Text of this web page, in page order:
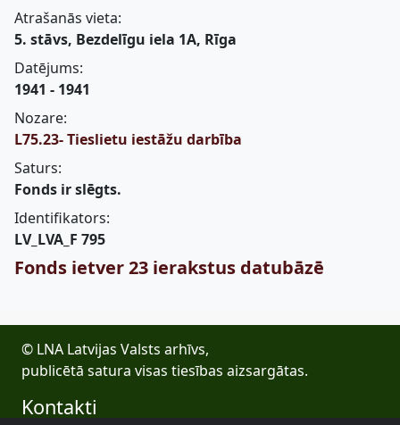
Atrašanās vieta:
5. stāvs, Bezdelīgu iela 1A, Rīga
Datējums:
1941 - 1941
Nozare:
L75.23- Tieslietu iestāžu darbība
Saturs:
Fonds ir slēgts.
Identifikators:
LV_LVA_F 795
Fonds ietver 23 ierakstus datubāzē
© LNA Latvijas Valsts arhīvs,
publicētā satura visas tiesības aizsargātas.
Kontakti